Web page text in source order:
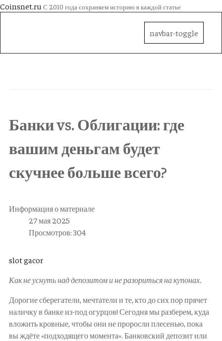
Coinsnet.ru С 2010 года сохраняем историю в каждой статье
navbar-toggle
Банки vs. Облигации: где
вашим деньгам будет
скучнее больше всего?
Информация о материале
27 мая 2025
Просмотров: 304
slot gacor
Как не уснуть над депозитом и не разориться на купонах.
Дорогие сберегатели, мечтатели и те, кто до сих пор прячет
наличку в банке из-под огурцов! Сегодня мы разберем, куда
вложить кровные, чтобы они не проросли плесенью, пока
вы ждёте «подходящего момента». Банковский депозит или